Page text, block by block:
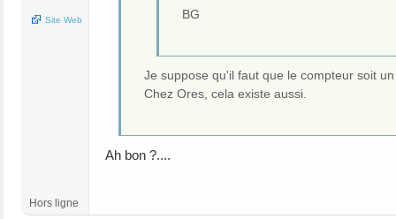
Site Web BG
Je suppose qu'il faut que le compteur soit
Chez Ores, cela existe aussi.
Ah bon ?....
Hors ligne